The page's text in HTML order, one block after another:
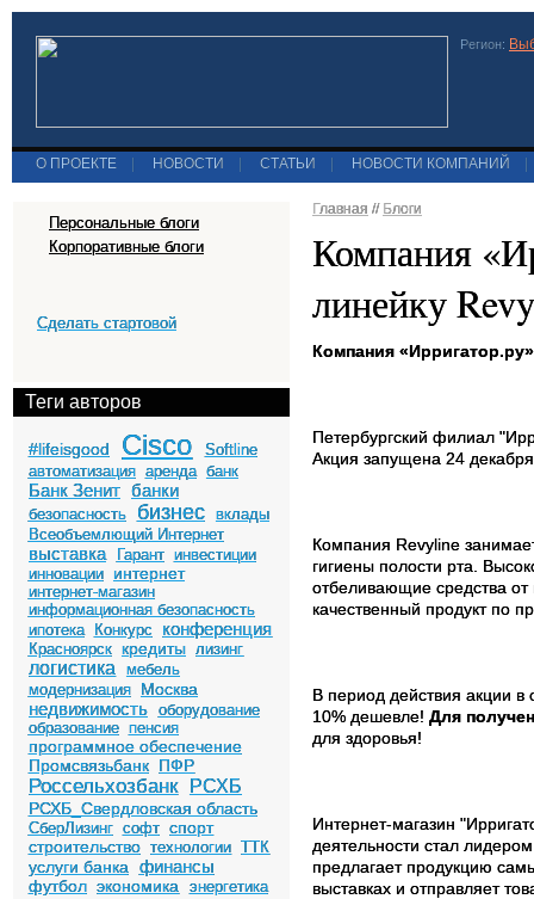
Регион:
О ПРОЕКТЕ НОВОСТИ СТАТЬИ НОВОСТИ КОМПАНИЙ
Персональные блоги
Корпоративные блоги
Сделать стартовой
Теги авторов
#lifeisgood Cisco
Softline
автоматизация аренда банк
Банк Зенит банки
безопасность бизнес
вклады
Всеобъемлющий Интернет
выставка Гарант инвестиции
инновации
интернет
интернет-магазин
информационная безопасность
ипотека
Конкурс конференция
Красноярск кредиты лизинг
логистика
мебель
модернизация
Москва
недвижимость оборудование
образование пенсия
программное обеспечение
Промсвязьбанк ПФР
Россельхозбанк РСХБ
РСХБ_Свердловская область
СберЛизинг софт спорт
строительство технологии ТТК
услуги банка финансы
футбол экономика энергетика
Главная // Блоги
Компания
линейку
Компания
Петербургский филиал
Акция запущена 24
Компания Revyline
гигиены полости рта.
отбеливающие средства
качественный продукт по
В период действия акции
10% дешевле! Для
для здоровья!
Интернет-магазин
деятельности стал
предлагает продукцию
выставках и отправляет